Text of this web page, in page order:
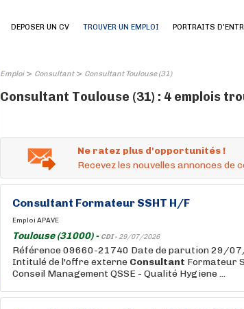
DEPOSER UN CV TROUVER UN EMPLOI PORTRAITS
Emploi> Consultant> Consultant Toulouse (31)
Consultant Toulouse (31) : 4 emplois
Ne ratez plus d'opportunités !
Recevez les nouvelles annonces
Consultant Formateur SSHT H/F
Emploi APAVE
Toulouse (31000) - CDI - 29/07/2026
Référence 09660-21740 Date de parution 29/
Intitulé de l'offre externe Consultant Formateur
Conseil Management QSSE - Qualité Hygiene ...